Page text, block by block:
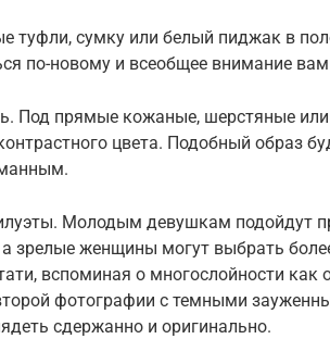
туфли, сумку или белый пиджак в
по-новому и всеобщее внимание
Под прямые кожаные, шерстяные
цвета. Подобный образ
Молодым девушкам подойдут
зрелые женщины могут выбрать
вспоминая о многослойности как
фотографии с темными
сдержанно и оригинально.